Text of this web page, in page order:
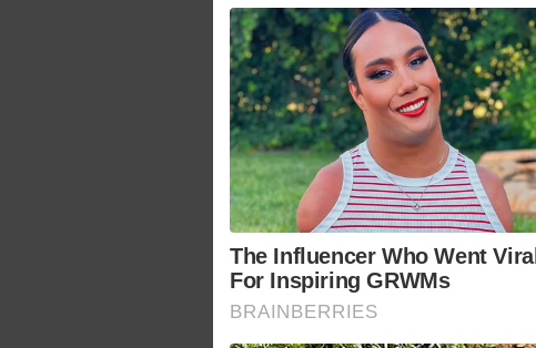
The Influencer Who Went Viral
For Inspiring GRWMs
BRAINBERRIES